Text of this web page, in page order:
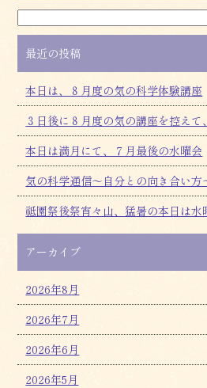
最近の投稿
本日は、８月度の気の科学体験講座
３日後に８月度の気の講座を控え
本日は満月にて、７月最後の水曜会
気の科学通信～自分との向き合い方
祗園祭後祭宵々山、猛暑の本日は水
アーカイブ
2026年8月
2026年7月
2026年6月
2026年5月